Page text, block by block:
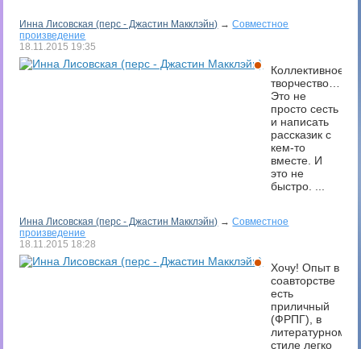
Инна Лисовская (перс - Джастин Макклэйн) →Совместное
произведение
18.11.2015 19:35
Коллективное
творчество…
Это не
просто сесть
и написать
рассказик с
кем-то
вместе. И
это не
быстро. ...
Инна Лисовская (перс - Джастин Макклэйн) →Совместное
произведение
18.11.2015 18:28
Хочу! Опыт в
соавторстве
есть
приличный
(ФРПГ), в
литературном
стиле легко